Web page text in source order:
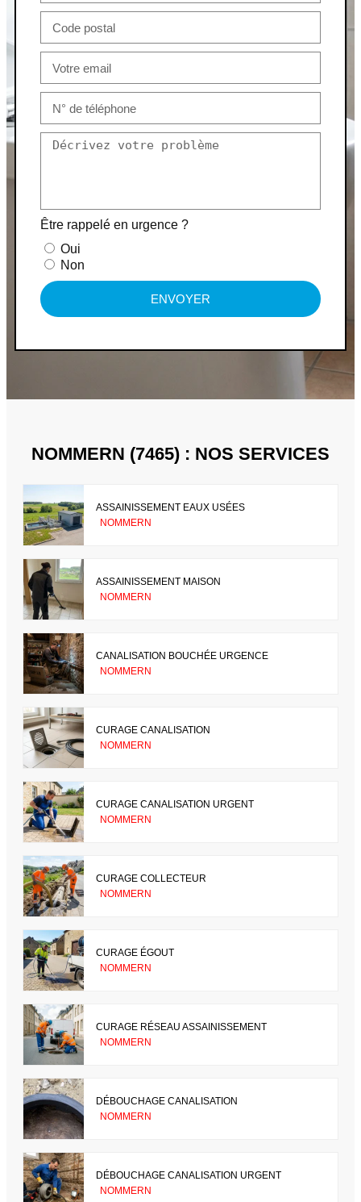
Être rappelé en urgence ?
Oui
Non
ENVOYER
NOMMERN (7465) : NOS SERVICES
ASSAINISSEMENT EAUX USÉES
NOMMERN
ASSAINISSEMENT MAISON
NOMMERN
CANALISATION BOUCHÉE URGENCE
NOMMERN
CURAGE CANALISATION
NOMMERN
CURAGE CANALISATION URGENT
NOMMERN
CURAGE COLLECTEUR
NOMMERN
CURAGE ÉGOUT
NOMMERN
CURAGE RÉSEAU ASSAINISSEMENT
NOMMERN
DÉBOUCHAGE CANALISATION
NOMMERN
DÉBOUCHAGE CANALISATION URGENT
NOMMERN